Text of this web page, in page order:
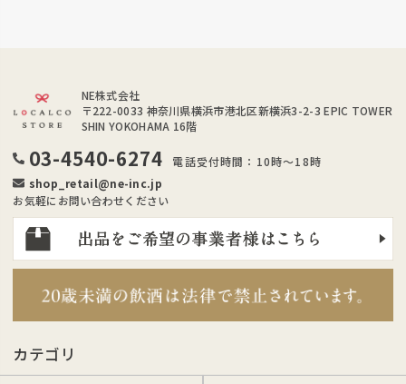
NE株式会社
〒222-0033 神奈川県横浜市港北区新横浜3-2-3 EPIC TOWER
SHIN YOKOHAMA 16階
03-4540-6274
電話受付時間：10時～18時
shop_retail@ne-inc.jp
お気軽にお問い合わせください
カテゴリ